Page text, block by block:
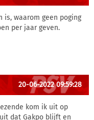
is, waarom geen poging
per jaar geven.
20-06-2022 09:59:28
kom ik uit op
dat Gakpo blijft en